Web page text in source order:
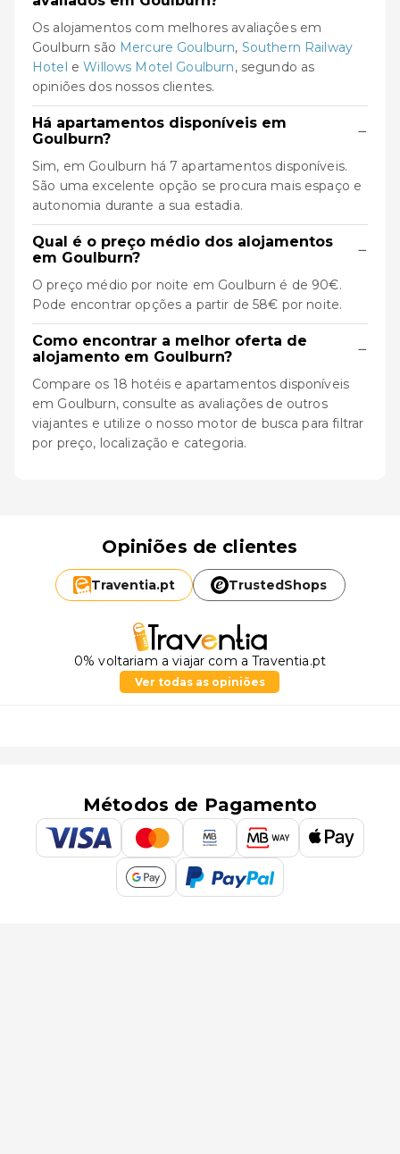
Os alojamentos com melhores avaliações em
Goulburn são Mercure Goulburn, Southern Railway
Hotel eWillows Motel Goulburn, segundo as
opiniões dos nossos clientes.
Há apartamentos disponíveis em
Goulburn?
−
Sim, em Goulburn há 7 apartamentos disponíveis.
São uma excelente opção se procura mais espaço e
autonomia durante a sua estadia.
Qual é o preço médio dos alojamentos
em Goulburn?
−
O preço médio por noite em Goulburn é de 90€.
Pode encontrar opções a partir de 58€ por noite.
Como encontrar a melhor oferta de
alojamento em Goulburn?
−
Compare os 18 hotéis e apartamentos disponíveis
em Goulburn, consulte as avaliações de outros
viajantes e utilize o nosso motor de busca para filtrar
por preço, localização e categoria.
Opiniões de clientes
Traventia.pt TrustedShops
0% voltariam a viajar com a Traventia.pt
Ver todas as opiniões
Métodos de Pagamento